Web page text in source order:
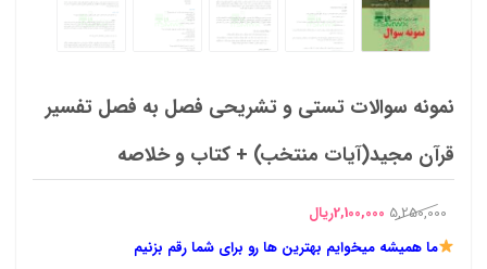
نمونه سوالات تستی و تشریحی فصل به فصل تفسیر
قرآن مجید(آیات منتخب) + کتاب و خلاصه
5,250,000 قیمت
اصلی
2,100,000ریال
فعلی
ما همیشه میخوایم بهترین ها رو برای شما رقم بزنیم